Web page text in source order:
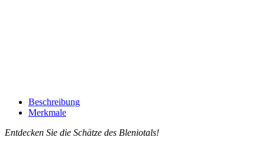
Beschreibung
Merkmale
Entdecken Sie die Schätze des Bleniotals!